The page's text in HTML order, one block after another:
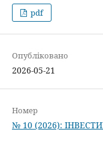
pdf
Опубліковано
2026-05-21
Номер
№ 10 (2026):